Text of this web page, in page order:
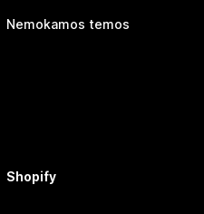
Nemokamos temos
Shopify